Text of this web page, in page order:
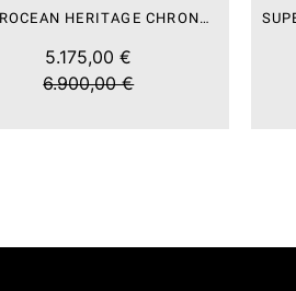
SUPEROCEAN HERITAGE CHRONOGRAPH 44 – SALE
5.175,00 €
6.900,00 €